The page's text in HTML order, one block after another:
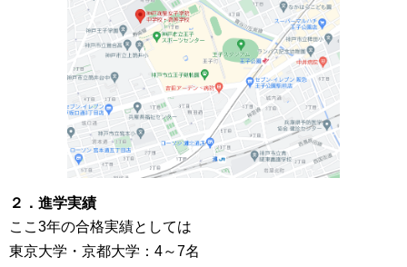
２．進学実績
ここ3年の合格実績としては
東京大学・京都大学：4～7名